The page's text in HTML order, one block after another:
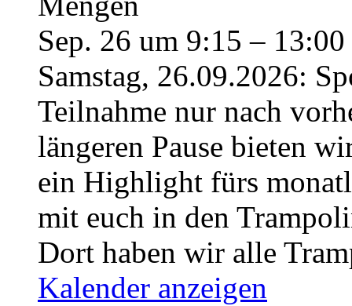
Sep. 26 um 9:15 – 13:00
Samstag, 26.09.2026:
Teilnahme nur nach
längeren Pause bieten
ein Highlight fürs
mit euch in den
Dort haben wir alle
Kalender anzeigen